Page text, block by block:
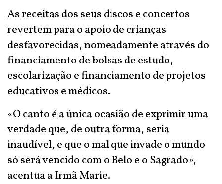
As receitas dos seus discos e concertos
revertem para o apoio de crianças
desfavorecidas, nomeadamente através do
financiamento de bolsas de estudo,
escolarização e financiamento de projetos
educativos e médicos.
«O canto é a única ocasião de exprimir uma
verdade que, de outra forma, seria
inaudível, e que o mal que invade o mundo
só será vencido com o Belo e o Sagrado»,
acentua a Irmã Marie.